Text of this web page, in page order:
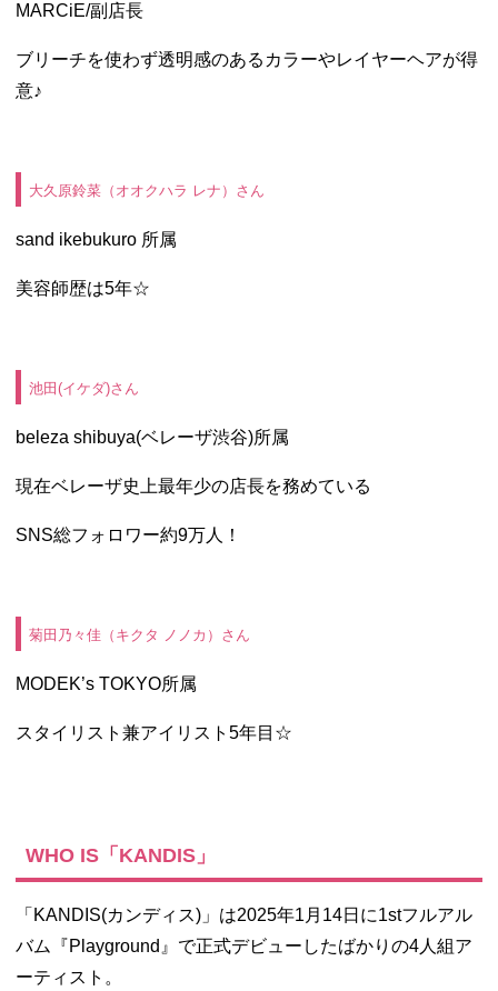
MARCiE/副店長
ブリーチを使わず透明感のあるカラーやレイヤーヘアが得
意♪
大久原鈴菜（オオクハラ レナ）さん
sand ikebukuro 所属
美容師歴は5年☆
池田(イケダ)さん
beleza shibuya(ベレーザ渋谷)所属
現在ベレーザ史上最年少の店長を務めている
SNS総フォロワー約9万人！
菊田乃々佳（キクタ ノノカ）さん
MODEK’s TOKYO所属
スタイリスト兼アイリスト 5年目☆
WHO IS「KANDIS」
「KANDIS(カンディス)」は2025年1月14日に1stフルアル
バム『Playground』 で正式デビューしたばかりの4人組ア
ーティスト。